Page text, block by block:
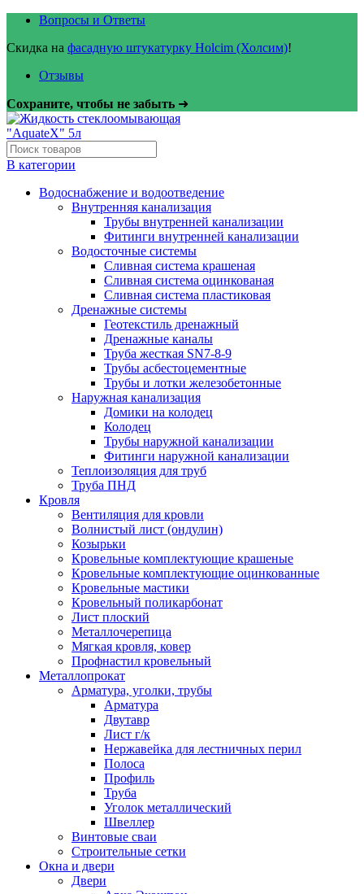
Вопросы и Ответы
Скидка на фасадную штукатурку Holcim (Холсим)!
Отзывы
Сохраните, чтобы не забыть ➜
В категории
Водоснабжение и водоотведение
Внутренняя канализация
Трубы внутренней канализации
Фитинги внутренней канализации
Водосточные системы
Сливная система крашеная
Сливная система оцинкованая
Сливная система пластиковая
Дренажные системы
Геотекстиль дренажный
Дренажные каналы
Труба жесткая SN7-8-9
Трубы асбестоцементные
Трубы и лотки железобетонные
Наружная канализация
Домики на колодец
Колодец
Трубы наружной канализации
Фитинги наружной канализации
Теплоизоляция для труб
Труба ПНД
Кровля
Вентиляция для кровли
Волнистый лист (ондулин)
Козырьки
Кровельные комплектующие крашеные
Кровельные комплектующие оцинкованные
Кровельные мастики
Кровельный поликарбонат
Лист плоский
Металлочерепица
Мягкая кровля, ковер
Профнастил кровельный
Металлопрокат
Арматура, уголки, трубы
Арматура
Двутавр
Лист г/к
Нержавейка для лестничных перил
Полоса
Профиль
Труба
Уголок металлический
Швеллер
Винтовые сваи
Строительные сетки
Окна и двери
Двери